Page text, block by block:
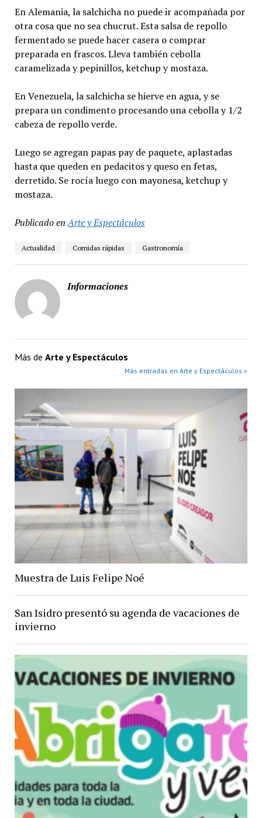
En Alemania, la salchicha no puede ir acompañada por
otra cosa que no sea chucrut. Esta salsa de repollo
fermentado se puede hacer casera o comprar
preparada en frascos. Lleva también cebolla
caramelizada y pepinillos, ketchup y mostaza.
En Venezuela, la salchicha se hierve en agua, y se
prepara un condimento procesando una cebolla y 1/2
cabeza de repollo verde.
Luego se agregan papas pay de paquete, aplastadas
hasta que queden en pedacitos y queso en fetas,
derretido. Se rocía luego con mayonesa, ketchup y
mostaza.
Publicado en Arte y Espectáculos
Actualidad Comidas rápidas Gastronomía
Informaciones
Más de Arte y Espectáculos
Más entradas en Arte y Espectáculos »
Muestra de Luis Felipe Noé
San Isidro presentó su agenda de vacaciones de
invierno